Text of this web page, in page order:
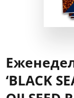
‘BLACK